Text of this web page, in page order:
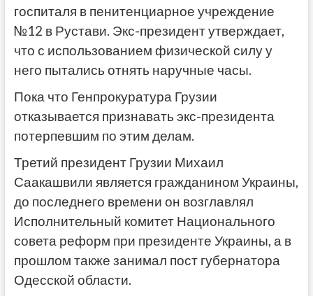
госпиталя в пенитенциарное учреждение
№12 в Рустави. Экс-президент утверждает,
что с использованием физической силу у
него пытались отнять наручные часы.
Пока что Генпрокуратура Грузии
отказывается признавать экс-президента
потерпевшим по этим делам.
Третий президент Грузии Михаил
Саакашвили является гражданином Украины,
до последнего времени он возглавлял
Исполнительный комитет Национального
совета реформ при президенте Украины, а в
прошлом также занимал пост губернатора
Одесской области.